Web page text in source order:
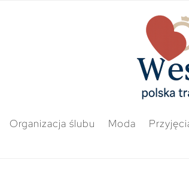
Organizacja ślubu Moda